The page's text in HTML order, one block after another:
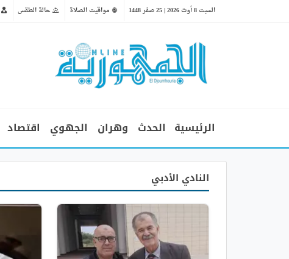
السبت 8 أوت 2026 | 25 صفر 1448 مواقيت الصلاة حالة الطقس
الرئيسية الحدث وهران الجهوي اقتصاد
النادي الأدبي